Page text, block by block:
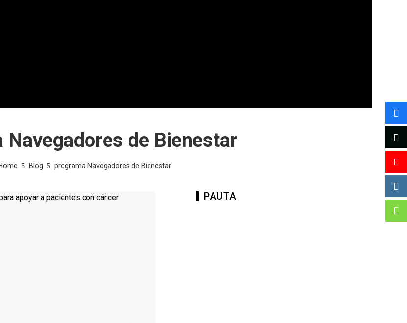
Navegadores de Bienestar
Blog programa Navegadores de Bienestar
PAUTA